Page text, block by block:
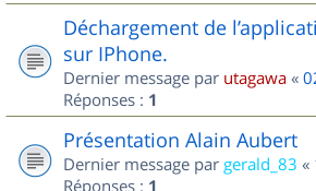
Déchargement de
sur IPhone.
Dernier message par utagawa «
Réponses : 1
Présentation Alain Aubert
Dernier message par gerald_83 «
Réponses : 1